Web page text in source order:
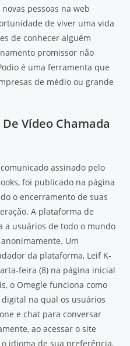
pessoas na web
de viver uma vida
de conhecer alguém
promissor não
é uma ferramenta que
de médio ou grande
Vídeo Chamada
assinado pelo
foi publicado na página
o encerramento de suas
A plataforma de
a usuários de todo o mundo
Um
da plataforma, Leif K-
feira (8) na página inicial
o Omegle funciona como
na qual os usuários
e chat para conversar
ao acessar o site
idioma de sua preferência,